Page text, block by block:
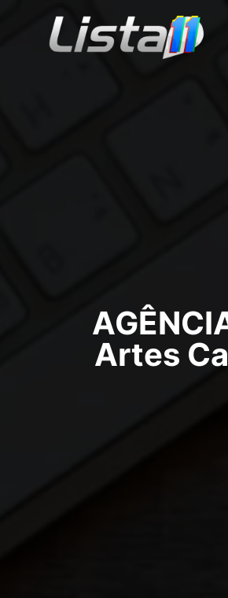
Artes